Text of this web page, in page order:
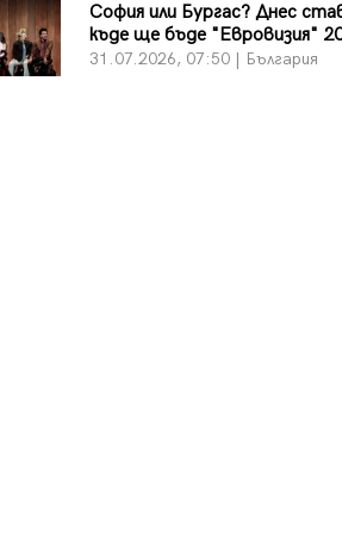
София или Бургас? Днес
къде ще бъде "Евровизия"
31.07.2026, 07:50 | България